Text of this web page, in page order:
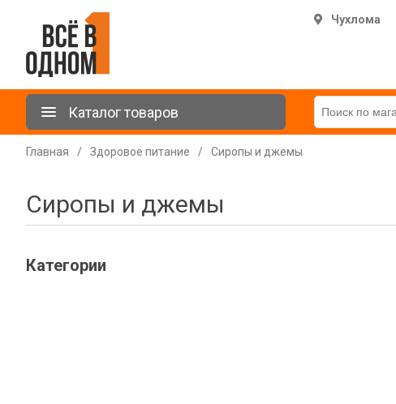
Чухлома
Каталог товаров
Главная / Здоровое питание / Сиропы и джемы
Сиропы и джемы
Категории